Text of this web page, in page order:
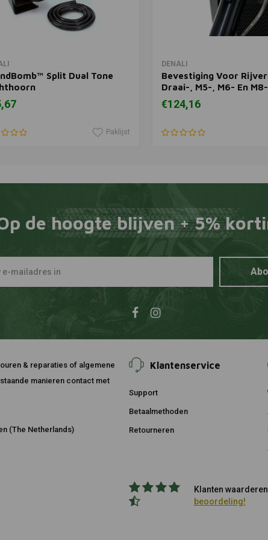
Split Dual Tone
Paklijst
DENALI
Bevestiging Voor
Draai-, M5-, M6- En
€124,16
de hoogte blijven + 5%
& reparaties of algemene
manieren contact met
(The Netherlands)
Klantenservice
Support
Betaalmethoden
Retourneren
Klanten
beoordeling!